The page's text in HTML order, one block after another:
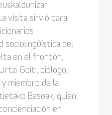
visita sirvió para
sociolingüística del
en el frontón,
Goiti, biólogo,
miembro de la
Basoak, quien
en